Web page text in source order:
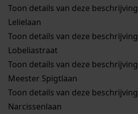
Toon details van deze beschrijving
Lelielaan
Toon details van deze beschrijving
Lobeliastraat
Toon details van deze beschrijving
Meester Spigtlaan
Toon details van deze beschrijving
Narcissenlaan